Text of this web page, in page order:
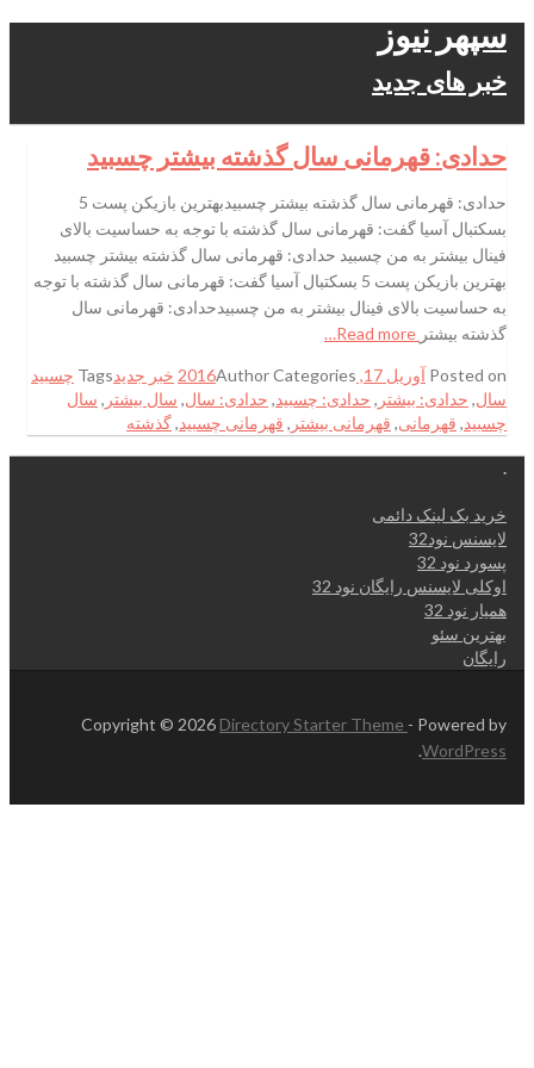
سپهر نیوز
خبر های جدید
حدادی: قهرمانی سال گذشته بیشتر چسبید
حدادی: قهرمانی سال گذشته بیشتر چسبیدبهترین بازیکن پست 5
بسکتبال آسیا گفت: قهرمانی سال گذشته با توجه به حساسیت بالای
فینال بیشتر به من چسبید حدادی: قهرمانی سال گذشته بیشتر چسبید
بهترین بازیکن پست 5 بسکتبال آسیا گفت: قهرمانی سال گذشته با توجه
به حساسیت بالای فینال بیشتر به من چسبیدحدادی: قهرمانی سال
گذشته بیشتر
Posted on آوریل 17, 2016 AuthorCategories خبر جدیدTags چسبید
سال, حدادی: بیشتر , حدادی: چسبید, حدادی: سال, سال بیشتر , سال
چسبید, قهرمانی, قهرمانی بیشتر , قهرمانی چسبید,گذشته
.
خرید بک لینک دائمی
لایسنس نود32
پسورد نود 32
اوکلی لایسنس رایگان نود 32
همیار نود 32
بهترین سئو
رایگان
Copyright © 2026 Directory Starter Theme - Powered by
WordPress
.